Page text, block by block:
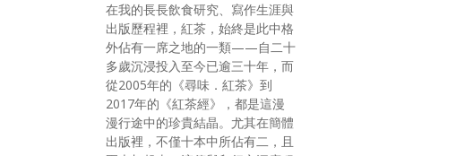
在我的長長飲食研究、寫作生涯與
出版歷程裡，紅茶，始終是此中格
外佔有一席之地的一類——自二十
多歲沉浸投入至今已逾三十年，而
從2005年的《尋味．紅茶》到
2017年的《紅茶經》，都是這漫
漫行途中的珍貴結晶。尤其在簡體
出版裡，不僅十本中所佔有二，且